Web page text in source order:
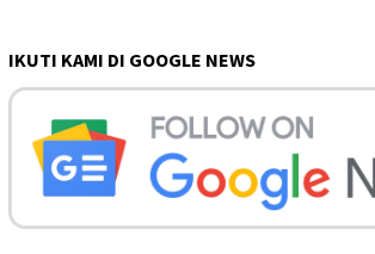
IKUTI KAMI DI GOOGLE NEWS